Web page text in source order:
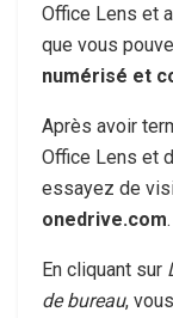
Office Lens et
que vous
numérisé et
Après avoir
Office Lens et
essayez de
onedrive.com.
En cliquant sur
de bureau,